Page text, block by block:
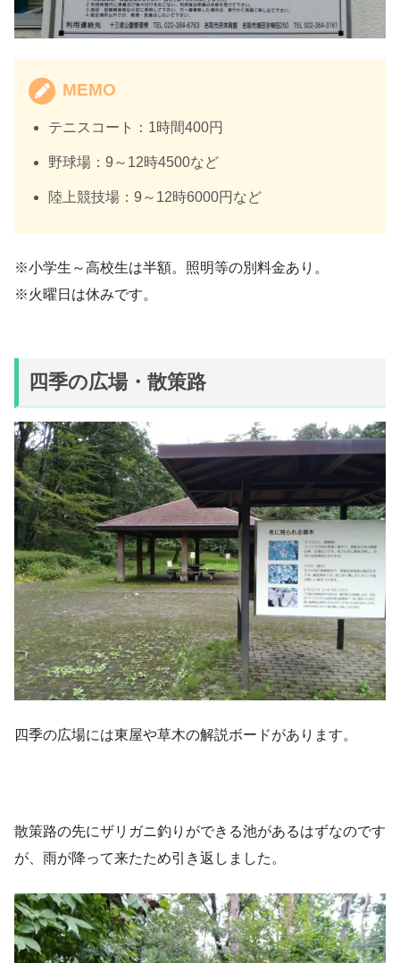
MEMO
テニスコート：1時間400円
野球場：9～12時4500など
陸上競技場：9～12時6000円など
※小学生～高校生は半額。照明等の別料金あり。
※火曜日は休みです。
四季の広場・散策路
四季の広場には東屋や草木の解説ボードがあります。
散策路の先にザリガニ釣りができる池があるはずなのです
が、雨が降って来たため引き返しました。